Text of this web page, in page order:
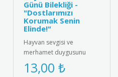
Günü Bilekliği -
"Dostlarımızı
Korumak Senin
Elinde!"
Hayvan sevgisi ve
merhamet duygusunu
pekiştirmek için
tasarlanmış özel bir
13,00 ₺